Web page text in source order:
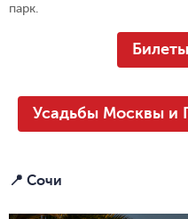
парк.
Усадьбы Москвы и
📍 Сочи